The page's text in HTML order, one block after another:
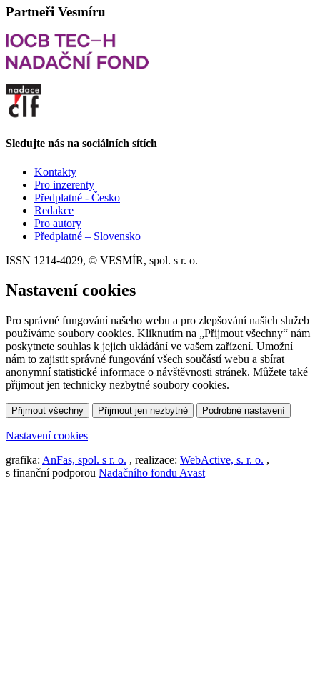
Partneři Vesmíru
Sledujte nás na sociálních sítích
Kontakty
Pro inzerenty
Předplatné - Česko
Redakce
Pro autory
Předplatné – Slovensko
ISSN 1214-4029, © VESMÍR, spol. s r. o.
Nastavení cookies
Pro správné fungování našeho webu a pro zlepšování našich služeb
používáme soubory cookies. Kliknutím na „Přijmout všechny“ nám
poskytnete souhlas k jejich ukládání ve vašem zařízení. Umožní
nám to zajistit správné fungování všech součástí webu a sbírat
anonymní statistické informace o návštěvnosti stránek. Můžete také
přijmout jen technicky nezbytné soubory cookies.
Přijmout všechny Přijmout jen nezbytné Podrobné nastavení
Nastavení cookies
grafika: AnFas, spol. s r. o. , realizace: WebActive, s. r. o. ,
s finanční podporou Nadačního fondu Avast